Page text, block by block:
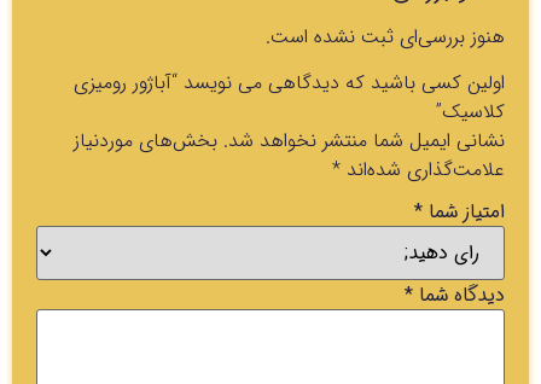
هنوز بررسی‌ای ثبت نشده است.
اولین کسی باشید که دیدگاهی می نویسد “آباژور رومیزی
کلاسیک”
نشانی ایمیل شما منتشر نخواهد شد. بخش‌های موردنیاز
علامت‌گذاری شده‌اند *
امتیاز شما *
دیدگاه شما *